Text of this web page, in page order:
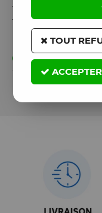
-
de
-
Outil indispensable
GARANTIE
Cet article est
TOUT